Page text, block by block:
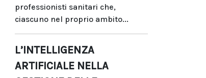
professionisti sanitari che,
ciascuno nel proprio ambito...
L’INTELLIGENZA
ARTIFICIALE NELLA